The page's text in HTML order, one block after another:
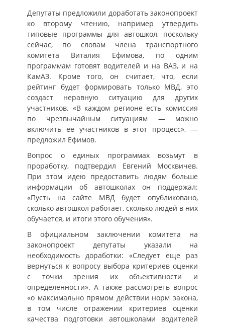
Депутаты предложили доработать законопроект
ко второму чтению, например утвердить
типовые программы для автошкол, поскольку
сейчас, по словам члена транспортного
комитета Виталия Ефимова, по одним
программам готовят водителей и на ВАЗ, и на
КамАЗ. Кроме того, он считает, что, если
рейтинг будет формировать только МВД, это
создаст неравную ситуацию для других
участников. «В каждом регионе есть комиссия
по чрезвычайным ситуациям — можно
включить ее участников в этот процесс», —
предложил Ефимов.
Вопрос о единых программах возьмут в
проработку, подтвердил Евгений Москвичев.
При этом идею предоставить людям больше
информации об автошколах он поддержал:
«Пусть на сайте МВД будет опубликовано,
сколько автошкол работает, сколько людей в них
обучается, и итоги этого обучения».
В официальном заключении комитета на
законопроект депутаты указали на
необходимость доработки: «Следует еще раз
вернуться к вопросу выбора критериев оценки
с точки зрения их объективности и
определенности». А также рассмотреть вопрос
«о максимально прямом действии норм закона,
в том числе отражении критериев оценки
качества подготовки автошколами водителей